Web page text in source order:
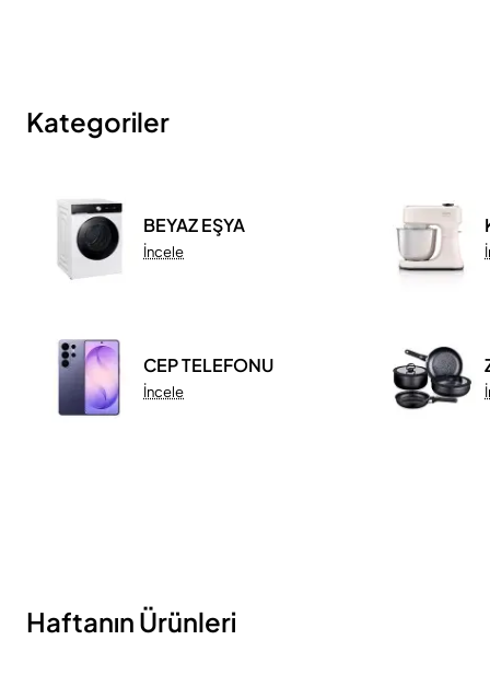
Kategoriler
BEYAZ EŞYA
İncele
CEP TELEFONU
İncele
Haftanın Ürünleri